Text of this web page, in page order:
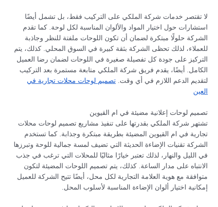
لا تقتصر خدمات شركة الملكي على التركيب فقط، بل تشمل أيضًا
استشارات حول اختيار المواد والألوان المناسبة لكل لوحة. كما تقدم
الشركة حلولًا مبتكرة لضمان أن تكون اللوحات ملفتة للنظر وجاذبة
للعملاء، لذلك تحظى الشركة بثقة كبيرة في السوق المحلي. كذلك، يتم
التركيز على جودة كل تفصيلة صغيرة في اللوحات لضمان رضا العميل
الكامل. أيضًا، يقدم فريق شركة الملكي متابعة مستمرة بعد التركيب
لتقديم الدعم اللازم في أي وقت.تصميم لوحات محلات تجارية في
العين
تصميم لوحات إعلانية مضيئة في ام القيوين
تشتهر شركة الملكي بقدرتها على تنفيذ مشاريع تصميم لوحات محلات
تجارية في ام القيوين المضيئة بطريقة مبتكرة وجذابة. كما تستخدم
الشركة تقنيات الإضاءة الحديثة التي تضيف لمسة جمالية للوحة وتبرزها
في الليل والنهار، لذلك تعتبر خيارًا مثاليًا للمحلات التي ترغب في جذب
الانتباه على مدار الساعة. كذلك، يتم تصميم اللوحات المضيئة لتكون
متوافقة مع هوية العلامة التجارية لكل محل، أيضًا تتيح الشركة للعميل
إمكانية اختيار ألوان الإضاءة المناسبة لأسلوب المحل.